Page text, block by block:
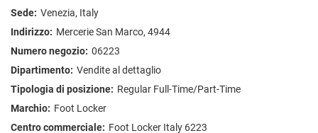
CERCA LAVORO
Venezia, Italy
Mercerie San Marco, 4944
06223
Vendite al dettaglio
Regular Full-Time/Part-Time
Foot Locker
Foot Locker Italy 6223